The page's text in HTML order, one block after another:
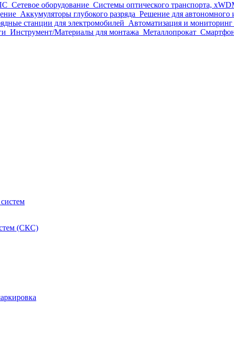
Сетевое оборудование Системы оптического транспорта,
Аккумуляторы глубокого разряда Решение для автономного
станции для электромобилей Автоматизация и мониторинг
Инструмент/Материалы для монтажа Металлопрокат
(СКС)